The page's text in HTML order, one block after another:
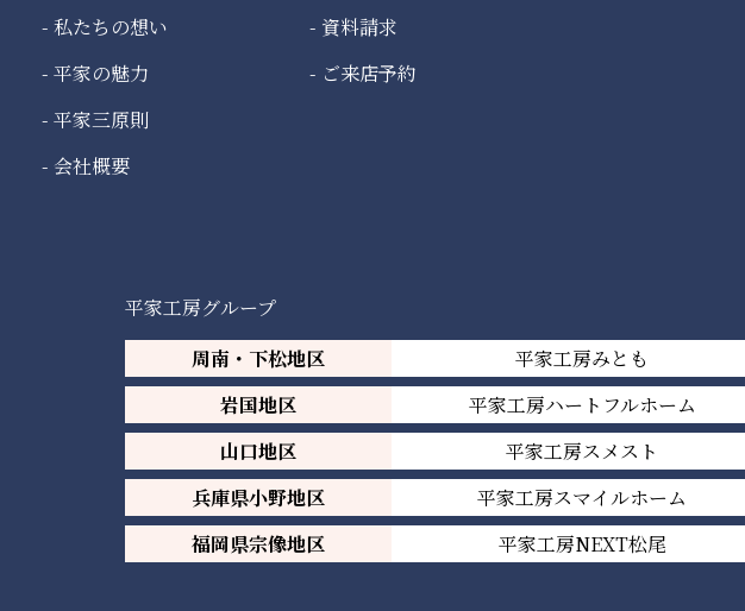
私たちの想い
平家の魅力
平家三原則
会社概要
資料請求
ご来店予約
平家工房グループ
周南・下松地区
平家工房みとも
岩国地区
平家工房ハートフルホーム
山口地区
平家工房スメスト
兵庫県小野地区
平家工房スマイルホーム
福岡県宗像地区
平家工房NEXT松尾